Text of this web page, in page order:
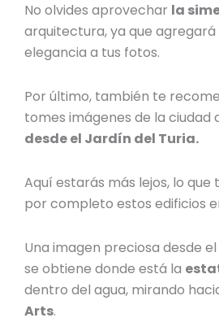
No olvides aprovechar la
arquitectura, ya que
elegancia a tus fotos.
Por último, también te
tomes imágenes de la ciudad
desde el Jardín del Turia.
Aquí estarás más lejos, lo
por completo estos edificios
Una imagen preciosa desde el
se obtiene donde está la
dentro del agua, mirando
Arts.